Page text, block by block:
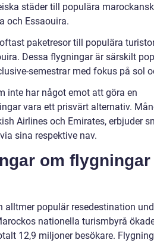
städer till populära
och Essaouira.
paketresor till populära
Dessa flygningar är särskilt
semestrar med fokus på sol
inte har något emot att göra en
vara ett prisvärt alternativ.
Airlines och Emirates, erbjuder
sina respektive nav.
om
populär resedestination
nationella turismbyrå
12,9 miljoner besökare.